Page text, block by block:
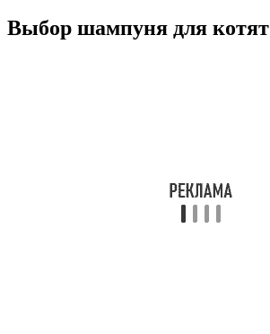
Выбор шампуня для котят